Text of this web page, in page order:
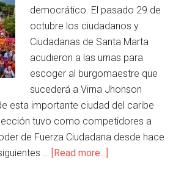
democrático. El pasado 29 de
octubre los ciudadanos y
Ciudadanas de Santa Marta
acudieron a las urnas para
escoger al burgomaestre que
sucederá a Virna Jhonson
esta importante ciudad del caribe
tuvo como competidores a
de Fuerza Ciudadana desde hace
… [Read more...]